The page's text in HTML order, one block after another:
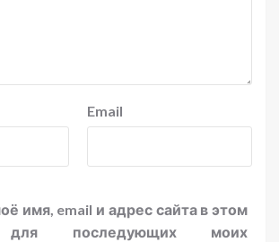
Email
имя, email и адрес сайта в этом
для последующих моих